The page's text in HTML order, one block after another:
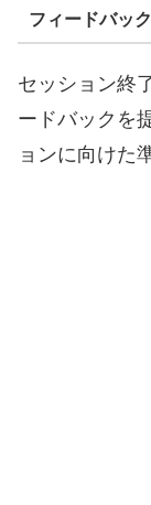
フィードバッ
セッション終
ードバックを
ョンに向けた